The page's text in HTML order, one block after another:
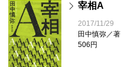
宰相A
2017/11/29
田中慎弥／著
506円